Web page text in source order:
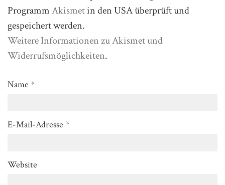
ProgrammAkismetin den USA überprüft und
gespeichert werden.
Weitere Informationen zu Akismet und
Widerrufsmöglichkeiten.
Name *
E-Mail-Adresse *
Website